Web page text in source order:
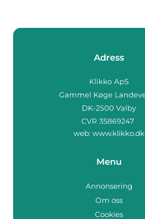
Adress
web: www.klikko.dk
Menu
Annonsering
Om oss
Cookies